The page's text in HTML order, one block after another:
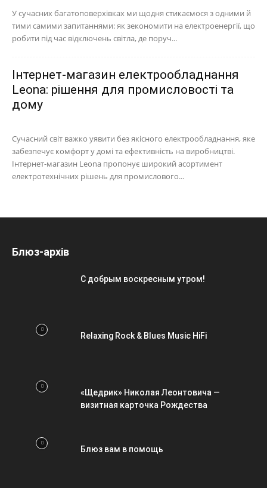
У сучасних багатоповерхівках ми щодня стикаємося з одними й
тими самими запитаннями: як зекономити на електроенергії, що
робити під час відключень світла, де поруч...
Інтернет-магазин електрообладнання
Leona: рішення для промисловості та
дому
Сучасний світ важко уявити без якісного електрообладнання, яке
забезпечує комфорт у домі та ефективність на виробництві.
Інтернет-магазин Leona пропонує широкий асортимент
електротехнічних рішень для промислового...
Блюз-архів
С добрым воскресным утром!
Relaxing Rock & Blues Music HiFi
«Щедрик» Николая Леонтовича —
визитная карточка Рождества
Блюз вам в помощь